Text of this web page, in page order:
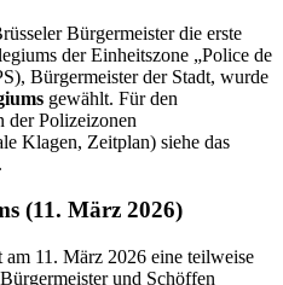
Bürgermeister die erste
der Einheitszone „Police de
Bürgermeister der Stadt, wurde
gewählt. Für den
der Polizeizonen
Klagen, Zeitplan) siehe das
.
(11. März 2026)
11. März 2026 eine teilweise
und Schöffen